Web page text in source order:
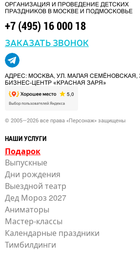
ОРГАНИЗАЦИЯ И ПРОВЕДЕНИЕ ДЕТСКИХ
ПРАЗДНИКОВ В МОСКВЕ И ПОДМОСКОВЬЕ
+7 (495) 16 000 18
ЗАКАЗАТЬ ЗВОНОК
АДРЕС: МОСКВА, УЛ. МАЛАЯ СЕМЁНОВСКАЯ,
БИЗНЕС-ЦЕНТР «КРАСНАЯ ЗАРЯ»
© 2005—2026 все права «Персонаж» защищены
НАШИ УСЛУГИ
Подарок
Выпускные
Дни рождения
Выездной театр
Дед Мороз 2027
Аниматоры
Мастер-классы
Календарные праздники
Тимбилдинги